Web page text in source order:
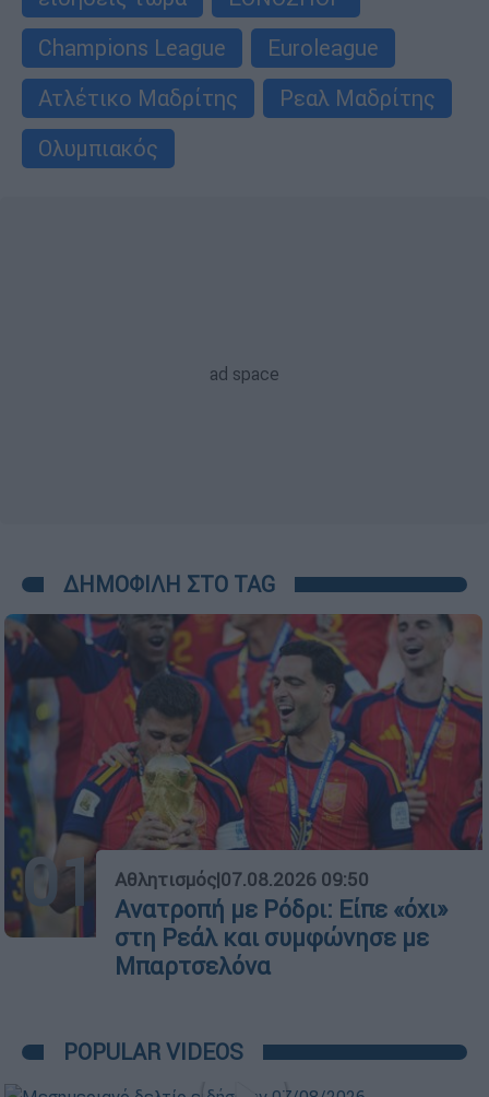
Champions League
Euroleague
Ατλέτικο Μαδρίτης
Ρεαλ Μαδρίτης
Ολυμπιακός
ΔΗΜΟΦΙΛΗ ΣΤΟ TAG
01 Αθλητισμός|07.08.2026 09:50
Ανατροπή με Ρόδρι: Είπε «όχι»
στη Ρεάλ και συμφώνησε με
Μπαρτσελόνα
POPULAR VIDEOS